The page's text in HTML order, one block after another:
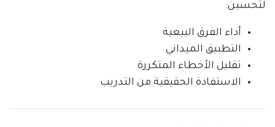
لتحسين:
أداء الفرق البيعية
التطبيق الميداني
تقليل الأخطاء المتكررة
الاستفادة الحقيقية من التدريب